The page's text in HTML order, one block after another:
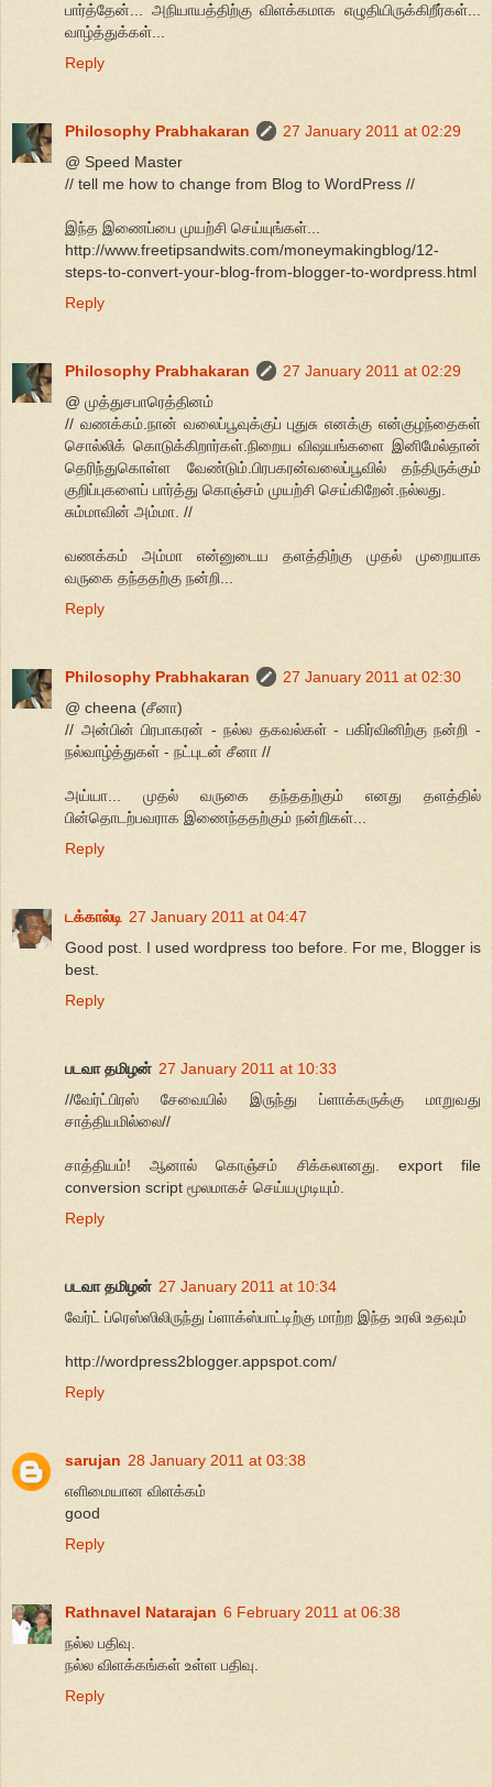
பார்த்தேன்... அநியாயத்திற்கு விளக்கமாக எழுதியிருக்கிறீர்கள்...
வாழ்த்துக்கள்...
Reply
Philosophy Prabhakaran
27 January 2011 at 02:29
@ Speed Master
// tell me how to change from Blog to WordPress //
இந்த இணைப்பை முயற்சி செய்யுங்கள்...
http://www.freetipsandwits.com/moneymakingblog/12-
steps-to-convert-your-blog-from-blogger-to-wordpress.html
Reply
Philosophy Prabhakaran
27 January 2011 at 02:29
@ முத்துசபாரெத்தினம்
// வணக்கம்.நான் வலைப்பூவுக்குப் புதுசு எனக்கு என்குழந்தைகள்
சொல்லிக் கொடுக்கிறார்கள்.நிறைய விஷயங்களை இனிமேல்தான்
தெரிந்துகொள்ள வேண்டும்.பிரபகரன்வலைப்பூவில் தந்திருக்கும்
குறிப்புகளைப் பார்த்து கொஞ்சம் முயற்சி செய்கிறேன்.நல்லது.
சும்மாவின் அம்மா. //
வணக்கம் அம்மா என்னுடைய தளத்திற்கு முதல் முறையாக
வருகை தந்ததற்கு நன்றி...
Reply
Philosophy Prabhakaran
27 January 2011 at 02:30
@ cheena (சீனா)
// அன்பின் பிரபாகரன் - நல்ல தகவல்கள் - பகிர்வினிற்கு நன்றி -
நல்வாழ்த்துகள் - நட்புடன் சீனா //
அய்யா... முதல் வருகை தந்ததற்கும் எனது தளத்தில்
பின்தொடற்பவராக இணைந்ததற்கும் நன்றிகள்...
Reply
டக்கால்டி 27 January 2011 at 04:47
Good post. I used wordpress too before. For me, Blogger is
best.
Reply
படவா தமிழன் 27 January 2011 at 10:33
//வேர்ட்பிரஸ் சேவையில் இருந்து ப்ளாக்கருக்கு மாறுவது
சாத்தியமில்லை//
சாத்தியம்! ஆனால் கொஞ்சம் சிக்கலானது. export file
conversion script மூலமாகச் செய்யமுடியும்.
Reply
படவா தமிழன் 27 January 2011 at 10:34
வேர்ட் ப்ரெஸ்ஸிலிருந்து ப்ளாக்ஸ்பாட்டிற்கு மாற்ற இந்த உரலி உதவும்
http://wordpress2blogger.appspot.com/
Reply
sarujan 28 January 2011 at 03:38
எளிமையான விளக்கம்
good
Reply
Rathnavel Natarajan 6 February 2011 at 06:38
நல்ல பதிவு.
நல்ல விளக்கங்கள் உள்ள பதிவு.
Reply